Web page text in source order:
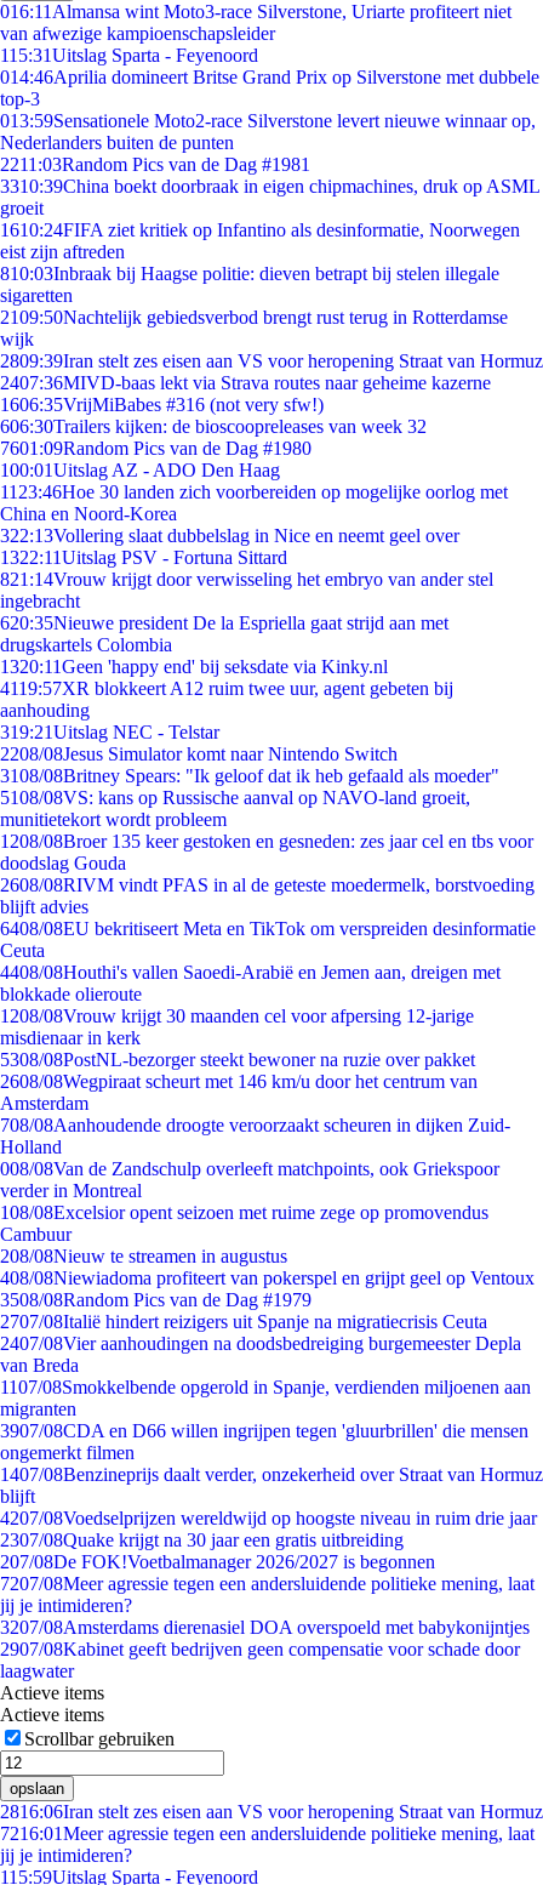
016:11 Almansa wint Moto3-race Silverstone, Uriarte profiteert niet
van afwezige kampioenschapsleider
115:31Uitslag Sparta - Feyenoord
014:46Aprilia domineert Britse Grand Prix op Silverstone met dubbele
top-3
013:59Sensationele Moto2-race Silverstone levert nieuwe winnaar op,
Nederlanders buiten de punten
2211:03Random Pics van de Dag #1981
3310:39China boekt doorbraak in eigen chipmachines, druk op ASML
groeit
1610:24FIFA ziet kritiek op Infantino als desinformatie, Noorwegen
eist zijn aftreden
810:03Inbraak bij Haagse politie: dieven betrapt bij stelen illegale
sigaretten
2109:50Nachtelijk gebiedsverbod brengt rust terug in Rotterdamse
wijk
2809:39Iran stelt zes eisen aan VS voor heropening Straat van Hormuz
2407:36MIVD-baas lekt via Strava routes naar geheime kazerne
1606:35VrijMiBabes #316 (not very sfw!)
606:30Trailers kijken: de bioscoopreleases van week 32
7601:09Random Pics van de Dag #1980
100:01Uitslag AZ - ADO Den Haag
11 23:46Hoe 30 landen zich voorbereiden op mogelijke oorlog met
China en Noord-Korea
322:13Vollering slaat dubbelslag in Nice en neemt geel over
1322:11Uitslag PSV - Fortuna Sittard
821:14Vrouw krijgt door verwisseling het embryo van ander stel
ingebracht
620:35Nieuwe president De la Espriella gaat strijd aan met
drugskartels Colombia
1320:11Geen 'happy end' bij seksdate via Kinky.nl
4119:57XR blokkeert A12 ruim twee uur, agent gebeten bij
aanhouding
319:21Uitslag NEC - Telstar
2208/08Jesus Simulator komt naar Nintendo Switch
3108/08Britney Spears: "Ik geloof dat ik heb gefaald als moeder"
5108/08VS: kans op Russische aanval op NAVO-land groeit,
munitietekort wordt probleem
1208/08Broer 135 keer gestoken en gesneden: zes jaar cel en tbs voor
doodslag Gouda
2608/08RIVM vindt PFAS in al de geteste moedermelk, borstvoeding
blijft advies
6408/08EU bekritiseert Meta en TikTok om verspreiden desinformatie
Ceuta
4408/08Houthi's vallen Saoedi-Arabië en Jemen aan, dreigen met
blokkade olieroute
1208/08Vrouw krijgt 30 maanden cel voor afpersing 12-jarige
misdienaar in kerk
5308/08PostNL-bezorger steekt bewoner na ruzie over pakket
2608/08Wegpiraat scheurt met 146 km/u door het centrum van
Amsterdam
708/08Aanhoudende droogte veroorzaakt scheuren in dijken Zuid-
Holland
008/08Van de Zandschulp overleeft matchpoints, ook Griekspoor
verder in Montreal
108/08Excelsior opent seizoen met ruime zege op promovendus
Cambuur
208/08Nieuw te streamen in augustus
408/08Niewiadoma profiteert van pokerspel en grijpt geel op Ventoux
3508/08Random Pics van de Dag #1979
2707/08Italië hindert reizigers uit Spanje na migratiecrisis Ceuta
2407/08Vier aanhoudingen na doodsbedreiging burgemeester Depla
van Breda
1107/08Smokkelbende opgerold in Spanje, verdienden miljoenen aan
migranten
3907/08CDA en D66 willen ingrijpen tegen 'gluurbrillen' die mensen
ongemerkt filmen
1407/08Benzineprijs daalt verder, onzekerheid over Straat van Hormuz
blijft
4207/08Voedselprijzen wereldwijd op hoogste niveau in ruim drie jaar
2307/08Quake krijgt na 30 jaar een gratis uitbreiding
207/08De FOK!Voetbalmanager 2026/2027 is begonnen
7207/08Meer agressie tegen een andersluidende politieke mening, laat
jij je intimideren?
3207/08Amsterdams dierenasiel DOA overspoeld met babykonijntjes
2907/08Kabinet geeft bedrijven geen compensatie voor schade door
laagwater
Actieve items
Actieve items
Scrollbar gebruiken
opslaan
2816:06Iran stelt zes eisen aan VS voor heropening Straat van Hormuz
7216:01Meer agressie tegen een andersluidende politieke mening, laat
jij je intimideren?
115:59Uitslag Sparta - Feyenoord